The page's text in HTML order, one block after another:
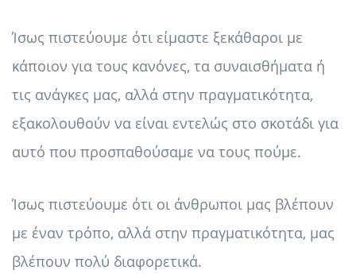
Ίσως πιστεύουμε ότι είμαστε ξεκάθαροι με
κάποιον για τους κανόνες, τα συναισθήματα ή
τις ανάγκες μας, αλλά στην πραγματικότητα,
εξακολουθούν να είναι εντελώς στο σκοτάδι για
αυτό που προσπαθούσαμε να τους πούμε.
Ίσως πιστεύουμε ότι οι άνθρωποι μας βλέπουν
με έναν τρόπο, αλλά στην πραγματικότητα, μας
βλέπουν πολύ διαφορετικά.